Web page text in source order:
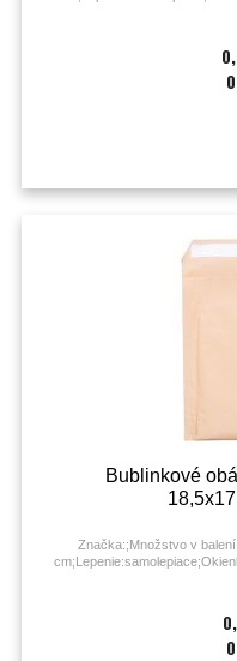
Bublinkové
Značka:;Množstvo v